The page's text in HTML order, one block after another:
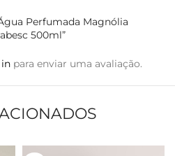
Perfumada Magnólia
500ml”
para enviar uma avaliação.